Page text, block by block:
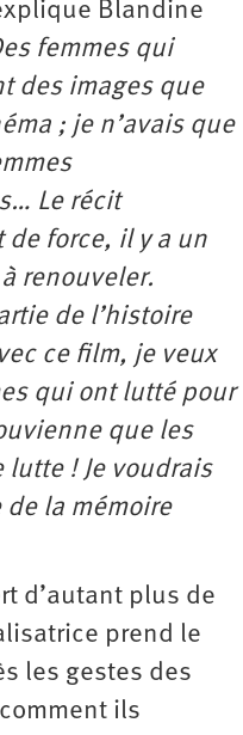
Blandine
femmes qui
des images que
; je n’avais que
Le récit
force, il y a un
renouveler.
de l’histoire
ce film, je veux
qui ont lutté pour
que les
lutte ! Je voudrais
de la mémoire
d’autant plus de
prend le
les gestes des
ils